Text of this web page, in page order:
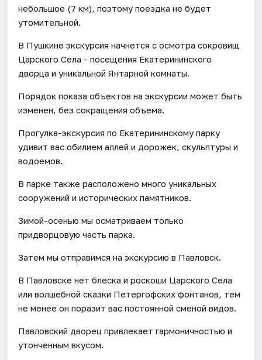
небольшое (7 км), поэтому поездка не будет
утомительной.
В Пушкине экскурсия начнется с осмотра сокровищ
Царского Села - посещения Екатерининского
дворца и уникальной Янтарной комнаты.
Порядок показа объектов на экскурсии может быть
изменен, без сокращения объема.
Прогулка-экскурсия по Екатерининскому парку
удивит вас обилием аллей и дорожек, скульптуры и
водоемов.
В парке также расположено много уникальных
сооружений и исторических памятников.
Зимой-осенью мы осматриваем только
придворцовую часть парка.
Затем мы отправимся на экскурсию в Павловск.
В Павловске нет блеска и роскоши Царского Села
или волшебной сказки Петергофских фонтанов, тем
не менее он поразит вас постоянной сменой видов.
Павловский дворец привлекает гармоничностью и
утонченным вкусом.